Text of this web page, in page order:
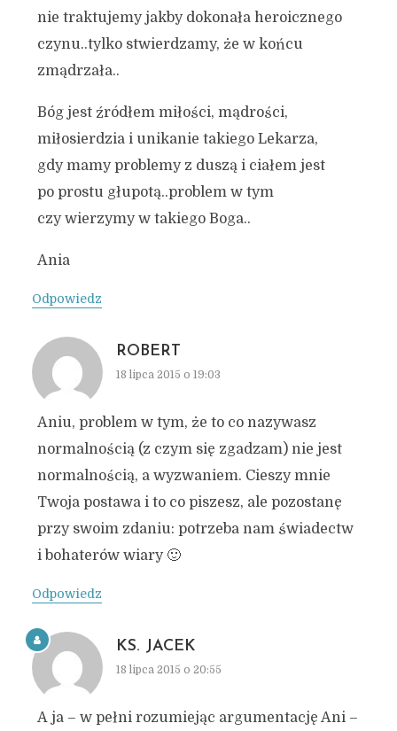
nie traktujemy jakby dokonała heroicznego
czynu..tylko stwierdzamy, że w końcu
zmądrzała..
Bóg jest źródłem miłości, mądrości,
miłosierdzia i unikanie takiego Lekarza,
gdy mamy problemy z duszą i ciałem jest
po prostu głupotą..problem w tym
czy wierzymy w takiego Boga..
Ania
Odpowiedz
ROBERT
18 lipca 2015 o 19:03
Aniu, problem w tym, że to co nazywasz
normalnością (z czym się zgadzam) nie jest
normalnością, a wyzwaniem. Cieszy mnie
Twoja postawa i to co piszesz, ale pozostanę
przy swoim zdaniu: potrzeba nam świadectw
i bohaterów wiary 🙂
Odpowiedz
KS. JACEK
18 lipca 2015 o 20:55
A ja – w pełni rozumiejąc argumentację Ani –